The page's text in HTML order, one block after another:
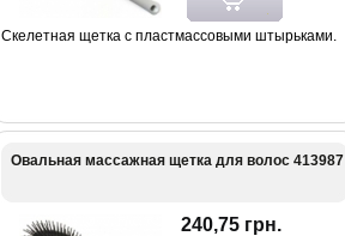
Скелетная щетка с пластмассовыми штырьками.
Овальная массажная щетка для волос 413987
240,75 грн.